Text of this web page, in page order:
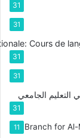
31
31
Cours de
31
31
التعليم الجامعي
31
11